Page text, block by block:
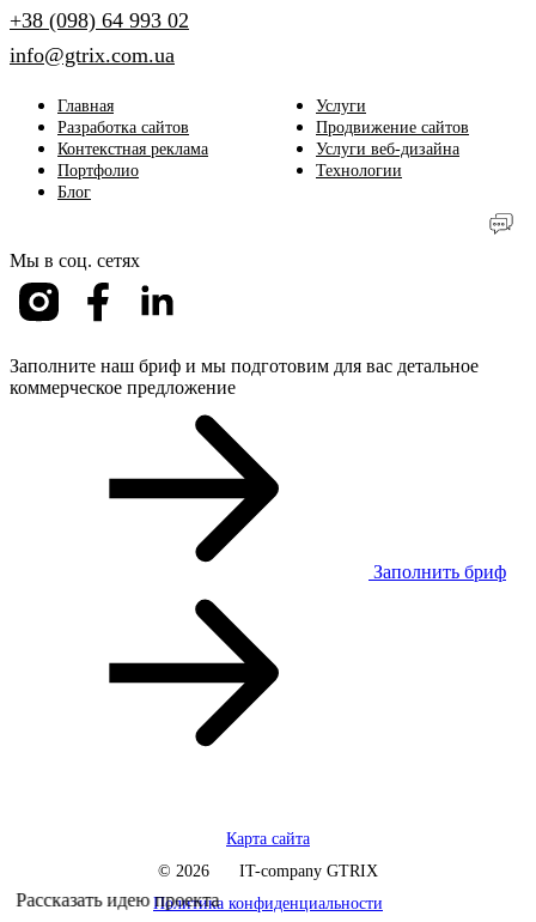
Рассказать идею проекта
+38 (098) 64 993 02
info@gtrix.com.ua
Главная
Услуги
Разработка сайтов
Продвижение сайтов
Контекстная реклама
Услуги веб-дизайна
Портфолио
Технологии
Блог
Мы в соц. сетях
Заполните наш бриф и мы подготовим для вас детальное
коммерческое предложение
Заполнить бриф
Карта сайта
© 2026
IT-company GTRIX
Политика конфиденциальности